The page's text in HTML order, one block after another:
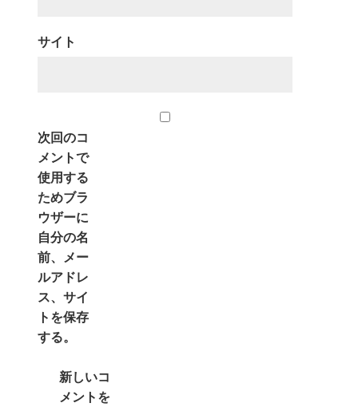
サイト
次回のコ
メントで
使用する
ためブラ
ウザーに
自分の名
前、メー
ルアドレ
ス、サイ
トを保存
する。
新しいコ
メントを